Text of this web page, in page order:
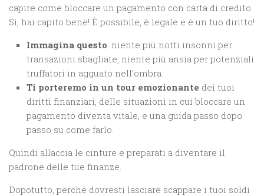
capire come bloccare un pagamento con carta di credito.
Sì, hai capito bene! È possibile, è legale e è un tuo diritto!
Immagina questo: niente più notti insonni per
transazioni sbagliate, niente più ansia per potenziali
truffatori in agguato nell’ombra.
Ti porteremo in un tour emozionante dei tuoi
diritti finanziari, delle situazioni in cui bloccare un
pagamento diventa vitale, e una guida passo dopo
passo su come farlo.
Quindi allaccia le cinture e preparati a diventare il
padrone delle tue finanze.
Dopotutto, perché dovresti lasciare scappare i tuoi soldi